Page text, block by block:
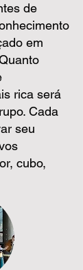
de
em
rica será
Cada
seu
cubo,